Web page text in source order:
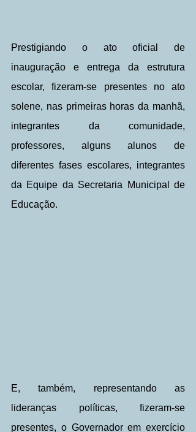
Prestigiando o ato oficial de
inauguração e entrega da estrutura
escolar, fizeram-se presentes no ato
solene, nas primeiras horas da manhã,
integrantes da comunidade,
professores, alguns alunos de
diferentes fases escolares, integrantes
da Equipe da Secretaria Municipal de
Educação.
E, também, representando as
lideranças políticas, fizeram-se
presentes, o Governador em exercício